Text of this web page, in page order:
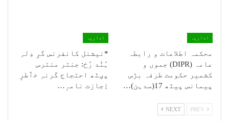
اداریہ
محکمہ اطلاعات و رابطہ
عامہ (DIPR) جموں و
کشمیر حکومت طرفہ بڑس
پیمانس پیٹھ 17(سدہن)…
اداریہ
*نیشنل کانفرنس کَرِ دِلہِ
ہُنٛد رُخ: جنتر منترس
پؠٹھ احتجاج کَرنہِ خٲطرٕ
اِجازت نامہٕ…
NEXT